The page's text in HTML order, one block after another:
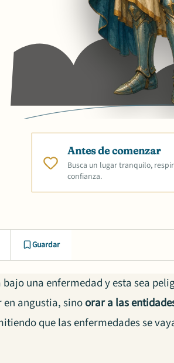
Antes de comenzar
Busca un lugar tranquilo,
confianza.
Guardar
una enfermedad y esta sea
angustia, sinoorar a las
que las enfermedades se